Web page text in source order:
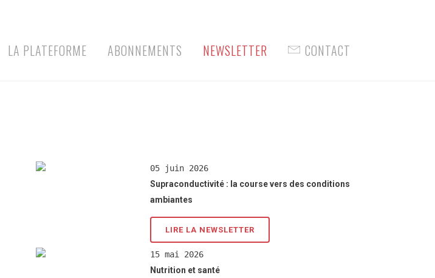
LA PLATEFORME ABONNEMENTS NEWSLETTER CONTACT
05 juin 2026
Supraconductivité : la course vers des conditions
ambiantes
LIRE LA NEWSLETTER
15 mai 2026
Nutrition et santé